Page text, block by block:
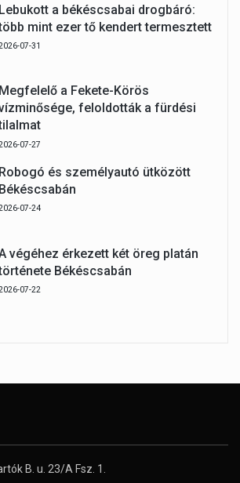
Lebukott a békéscsabai drogbáró:
mint ezer tő kendert termesztett
07-31
Megfelelő a Fekete-Körös
feloldották a fürdési
07-27
Robogó és személyautó ütközött
Békéscsabán
07-24
végéhez érkezett két öreg platán
Békéscsabán
07-22
B. u. 23/A Fsz. 1.